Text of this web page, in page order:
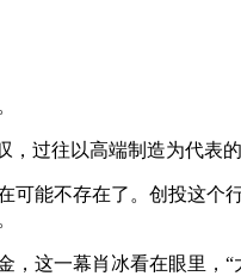
，过往以高端制造为代表
可能不存在了。创投这
，这一幕肖冰看在眼里